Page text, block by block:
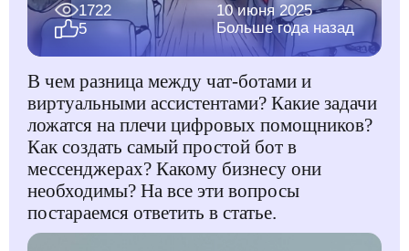
1722
5
10 июня 2025
Больше года назад
В чем разница между чат-ботами и
виртуальными ассистентами? Какие задачи
ложатся на плечи цифровых помощников?
Как создать самый простой бот в
мессенджерах? Какому бизнесу они
необходимы? На все эти вопросы
постараемся ответить в статье.